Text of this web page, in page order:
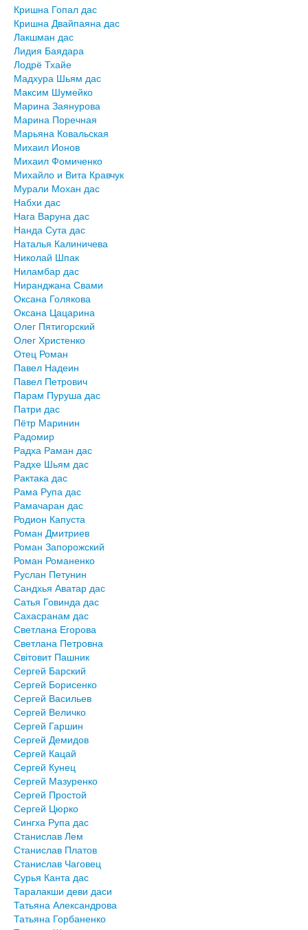
Кришна Гопал дас
Кришна Двайпаяна дас
Лакшман дас
Лидия Баядара
Лодрё Тхайе
Мадхура Шьям дас
Максим Шумейко
Марина Заянурова
Марина Поречная
Марьяна Ковальская
Михаил Ионов
Михаил Фомиченко
Михайло и Вита Кравчук
Мурали Мохан дас
Набхи дас
Нага Варуна дас
Нанда Сута дас
Наталья Калиничева
Николай Шпак
Ниламбар дас
Ниранджана Свами
Оксана Голякова
Оксана Цацарина
Олег Пятигорский
Олег Христенко
Отец Роман
Павел Надеин
Павел Петрович
Парам Пуруша дас
Патри дас
Пётр Маринин
Радомир
Радха Раман дас
Радхе Шьям дас
Рактака дас
Рама Рупа дас
Рамачаран дас
Родион Капуста
Роман Дмитриев
Роман Запорожский
Роман Романенко
Руслан Петунин
Сандхья Аватар дас
Сатья Говинда дас
Сахасранам дас
Светлана Егорова
Светлана Петровна
Світовит Пашник
Сергей Барский
Сергей Борисенко
Сергей Васильев
Сергей Величко
Сергей Гаршин
Сергей Демидов
Сергей Кацай
Сергей Кунец
Сергей Мазуренко
Сергей Простой
Сергей Цюрко
Сингха Рупа дас
Станислав Лем
Станислав Платов
Станислав Чаговец
Сурья Канта дас
Таралакши деви даси
Татьяна Александрова
Татьяна Горбаненко